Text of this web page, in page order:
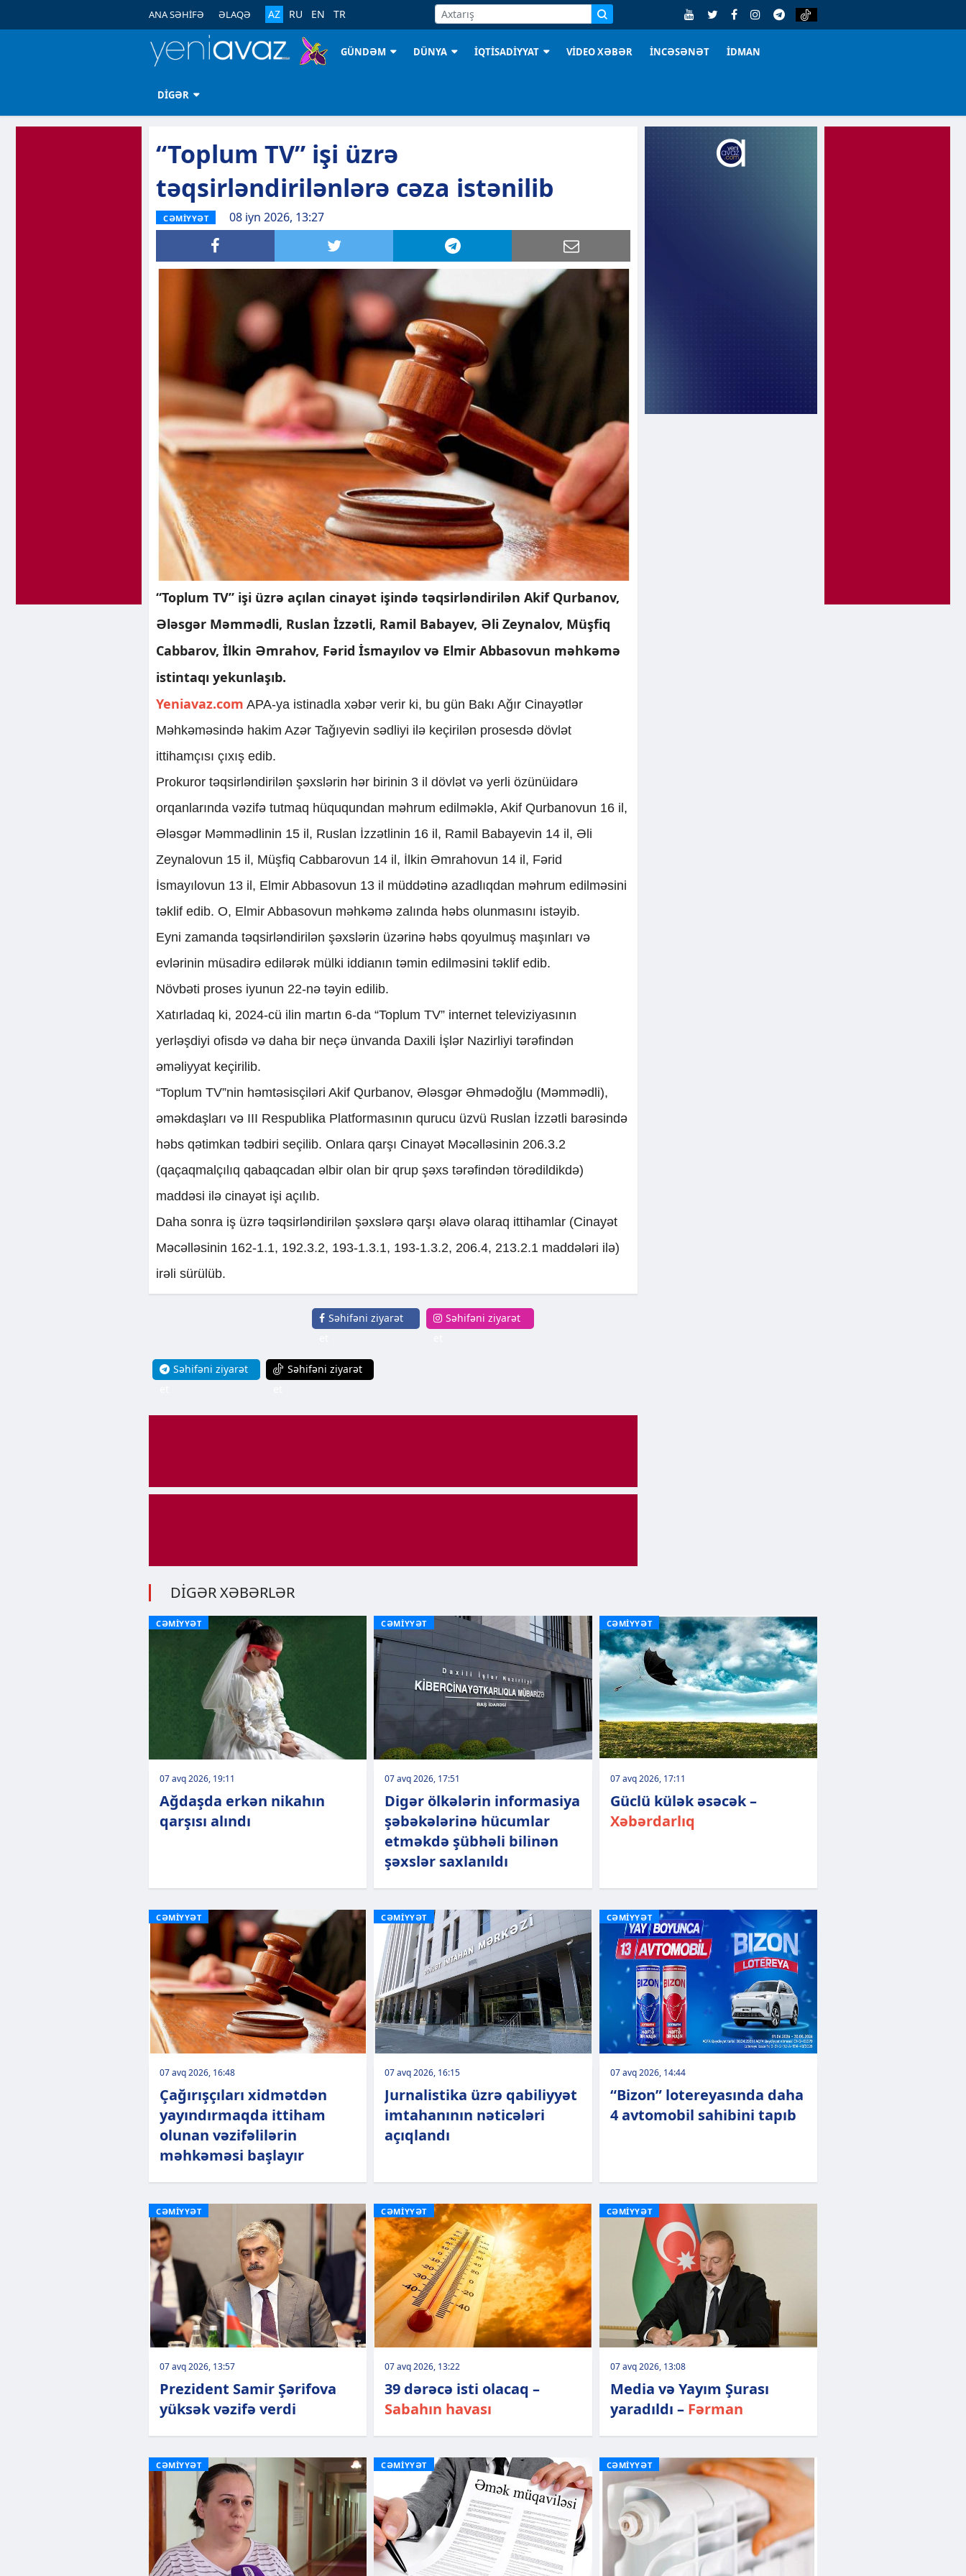
ANA SƏHİFƏ ƏLAQƏ AZ RU EN TR
GÜNDƏM DÜNYA İQTİSADİYYAT VİDEO XƏBƏR İNCƏSƏNƏT İDMAN
DİGƏR
“Toplum TV” işi üzrə
təqsirləndirilənlərə cəza istənilib
CƏMİYYƏT 08 iyn 2026, 13:27
“Toplum TV” işi üzrə açılan cinayət işində təqsirləndirilən Akif Qurbanov,
Ələsgər Məmmədli, Ruslan İzzətli, Ramil Babayev, Əli Zeynalov, Müşfiq
Cabbarov, İlkin Əmrahov, Fərid İsmayılov və Elmir Abbasovun məhkəmə
istintaqı yekunlaşıb.
Yeniavaz.com APA-ya istinadla xəbər verir ki, bu gün Bakı Ağır Cinayətlər
Məhkəməsində hakim Azər Tağıyevin sədliyi ilə keçirilən prosesdə dövlət
ittihamçısı çıxış edib.
Prokuror təqsirləndirilən şəxslərin hər birinin 3 il dövlət və yerli özünüidarə
orqanlarında vəzifə tutmaq hüququndan məhrum edilməklə, Akif Qurbanovun 16 il,
Ələsgər Məmmədlinin 15 il, Ruslan İzzətlinin 16 il, Ramil Babayevin 14 il, Əli
Zeynalovun 15 il, Müşfiq Cabbarovun 14 il, İlkin Əmrahovun 14 il, Fərid
İsmayılovun 13 il, Elmir Abbasovun 13 il müddətinə azadlıqdan məhrum edilməsini
təklif edib. O, Elmir Abbasovun məhkəmə zalında həbs olunmasını istəyib.
Eyni zamanda təqsirləndirilən şəxslərin üzərinə həbs qoyulmuş maşınları və
evlərinin müsadirə edilərək mülki iddianın təmin edilməsini təklif edib.
Növbəti proses iyunun 22-nə təyin edilib.
Xatırladaq ki, 2024-cü ilin martın 6-da “Toplum TV” internet televiziyasının
yerləşdiyi ofisdə və daha bir neçə ünvanda Daxili İşlər Nazirliyi tərəfindən
əməliyyat keçirilib.
“Toplum TV”nin həmtəsisçiləri Akif Qurbanov, Ələsgər Əhmədoğlu (Məmmədli),
əməkdaşları və III Respublika Platformasının qurucu üzvü Ruslan İzzətli barəsində
həbs qətimkan tədbiri seçilib. Onlara qarşı Cinayət Məcəlləsinin 206.3.2
(qaçaqmalçılıq qabaqcadan əlbir olan bir qrup şəxs tərəfindən törədildikdə)
maddəsi ilə cinayət işi açılıb.
Daha sonra iş üzrə təqsirləndirilən şəxslərə qarşı əlavə olaraq ittihamlar (Cinayət
Məcəlləsinin 162-1.1, 192.3.2, 193-1.3.1, 193-1.3.2, 206.4, 213.2.1 maddələri ilə)
irəli sürülüb.
Səhifəni ziyarət
Səhifəni ziyarət
Səhifəni ziyarət
Səhifəni ziyarət
DİGƏR XƏBƏRLƏR
CƏMİYYƏT
07 avq 2026, 19:11
Ağdaşda erkən nikahın
qarşısı alındı
CƏMİYYƏT
07 avq 2026, 17:51
Digər ölkələrin informasiya
şəbəkələrinə hücumlar
etməkdə şübhəli bilinən
şəxslər saxlanıldı
CƏMİYYƏT
07 avq 2026, 17:11
Güclü külək əsəcək –
Xəbərdarlıq
CƏMİYYƏT
07 avq 2026, 16:48
Çağırışçıları xidmətdən
yayındırmaqda ittiham
olunan vəzifəlilərin
məhkəməsi başlayır
CƏMİYYƏT
07 avq 2026, 16:15
Jurnalistika üzrə qabiliyyət
imtahanının nəticələri
açıqlandı
CƏMİYYƏT
07 avq 2026, 14:44
“Bizon” lotereyasında daha
4 avtomobil sahibini tapıb
CƏMİYYƏT
07 avq 2026, 13:57
Prezident Samir Şərifova
yüksək vəzifə verdi
CƏMİYYƏT
07 avq 2026, 13:22
39 dərəcə isti olacaq –
Sabahın havası
CƏMİYYƏT
07 avq 2026, 13:08
Media və Yayım Şurası
yaradıldı –Fərman
CƏMİYYƏT CƏMİYYƏT CƏMİYYƏT